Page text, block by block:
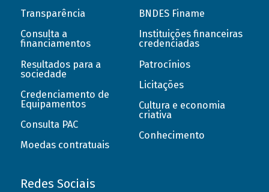
Transparência
Consulta a
financiamentos
Resultados para a
sociedade
Credenciamento de
Equipamentos
Consulta PAC
Moedas contratuais
BNDES Finame
Instituições financeiras
credenciadas
Patrocínios
Licitações
Cultura e economia
criativa
Conhecimento
Redes Sociais